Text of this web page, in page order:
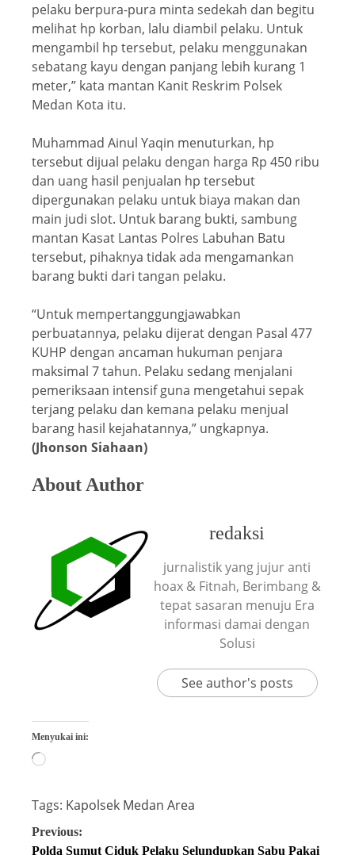
pelaku berpura-pura minta sedekah dan begitu
melihat hp korban, lalu diambil pelaku. Untuk
mengambil hp tersebut, pelaku menggunakan
sebatang kayu dengan panjang lebih kurang 1
meter,” kata mantan Kanit Reskrim Polsek
Medan Kota itu.
Muhammad Ainul Yaqin menuturkan, hp
tersebut dijual pelaku dengan harga Rp 450 ribu
dan uang hasil penjualan hp tersebut
dipergunakan pelaku untuk biaya makan dan
main judi slot. Untuk barang bukti, sambung
mantan Kasat Lantas Polres Labuhan Batu
tersebut, pihaknya tidak ada mengamankan
barang bukti dari tangan pelaku.
“Untuk mempertanggungjawabkan
perbuatannya, pelaku dijerat dengan Pasal 477
KUHP dengan ancaman hukuman penjara
maksimal 7 tahun. Pelaku sedang menjalani
pemeriksaan intensif guna mengetahui sepak
terjang pelaku dan kemana pelaku menjual
barang hasil kejahatannya,” ungkapnya.
(Jhonson Siahaan)
About Author
redaksi
jurnalistik yang jujur anti
hoax & Fitnah, Berimbang &
tepat sasaran menuju Era
informasi damai dengan
Solusi
See author's posts
Menyukai ini:
Tags: Kapolsek Medan Area
Previous:
Polda Sumut Ciduk Pelaku Selundupkan Sabu Pakai